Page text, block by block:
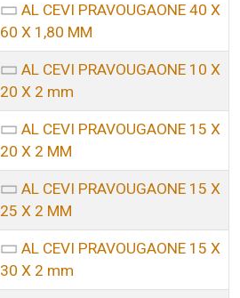
AL CEVI PRAVOUGAONE 40 X
60 X 1,80 MM
AL CEVI PRAVOUGAONE 10 X
20 X 2 mm
AL CEVI PRAVOUGAONE 15 X
20 X 2 MM
AL CEVI PRAVOUGAONE 15 X
25 X 2 MM
AL CEVI PRAVOUGAONE 15 X
30 X 2 mm